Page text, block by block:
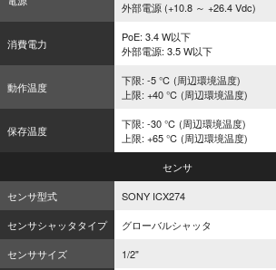
外部電源 (+10.8 ～ +26.4 Vdc)
消費電力
PoE: 3.4 W以下
外部電源: 3.5 W以下
動作温度
下限: -5 ℃ (周辺環境温度)
上限: +40 ℃ (周辺環境温度)
保存温度
下限: -30 ℃ (周辺環境温度)
上限: +65 ℃ (周辺環境温度)
センサ
センサ型式
SONY ICX274
センサシャッタタイプ
グローバルシャッタ
センササイズ
1/2"